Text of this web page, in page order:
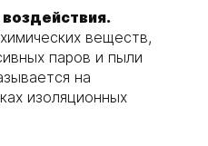
веществ,
паров и пыли
на
изоляционных